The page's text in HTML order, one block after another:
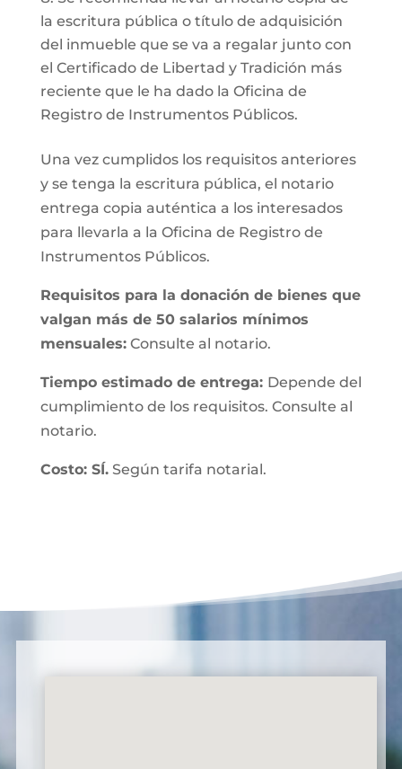
la escritura pública o título de adquisición
del inmueble que se va a regalar junto con
el Certificado de Libertad y Tradición más
reciente que le ha dado la Oficina de
Registro de Instrumentos Públicos.
Una vez cumplidos los requisitos anteriores
y se tenga la escritura pública, el notario
entrega copia auténtica a los interesados
para llevarla a la Oficina de Registro de
Instrumentos Públicos.
Requisitos para la donación de bienes que
valgan más de 50 salarios mínimos
mensuales:Consulte al notario.
Tiempo estimado de entrega: Depende del
cumplimiento de los requisitos. Consulte al
notario.
Costo: SÍ.Según tarifa notarial.